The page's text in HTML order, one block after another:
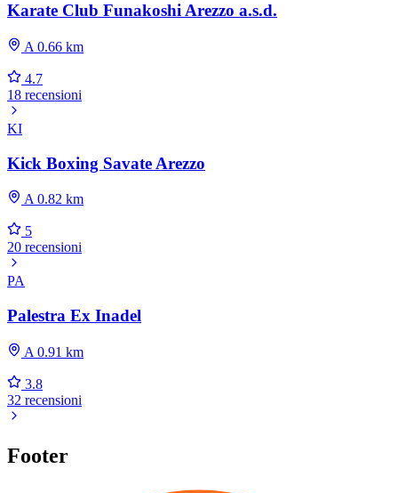
Karate Club Funakoshi Arezzo a.s.d.
A 0.66 km
4.7
18 recensioni
KI
Kick Boxing Savate Arezzo
A 0.82 km
5
20 recensioni
PA
Palestra Ex Inadel
A 0.91 km
3.8
32 recensioni
Footer